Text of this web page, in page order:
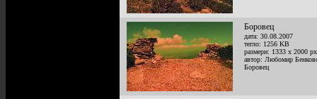
Боровец
дата: 30.08.2007
тегло: 1256 KB
размери: 1333 x 2000
автор: Любомир
Боровец